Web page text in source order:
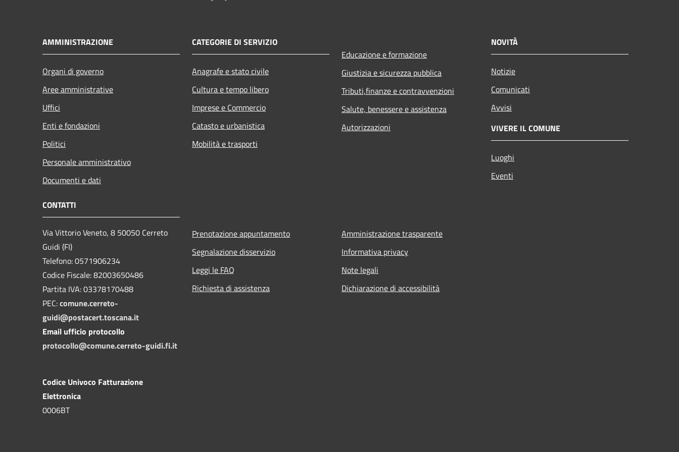
AMMINISTRAZIONE
Organi di governo
Aree amministrative
Uffici
Enti e fondazioni
Politici
Personale amministrativo
Documenti e dati
CATEGORIE DI SERVIZIO
Anagrafe e stato civile
Cultura e tempo libero
Imprese e Commercio
Catasto e urbanistica
Mobilità e trasporti
Educazione e formazione
Giustizia e sicurezza pubblica
Tributi,finanze e contravvenzioni
Salute, benessere e assistenza
Autorizzazioni
NOVITÀ
Notizie
Comunicati
Avvisi
VIVERE IL COMUNE
Luoghi
Eventi
CONTATTI
Via Vittorio Veneto, 8 50050 Cerreto
Guidi (FI)
Telefono: 0571906234
Codice Fiscale: 82003650486
Partita IVA: 03378170488
PEC:comune.cerreto-
guidi@postacert.toscana.it
Email ufficio protocollo
protocollo@comune.cerreto-guidi.fi.it
Codice Univoco Fatturazione
Elettronica
0006BT
Prenotazione appuntamento
Segnalazione disservizio
Leggi le FAQ
Richiesta di assistenza
Amministrazione trasparente
Informativa privacy
Note legali
Dichiarazione di accessibilità